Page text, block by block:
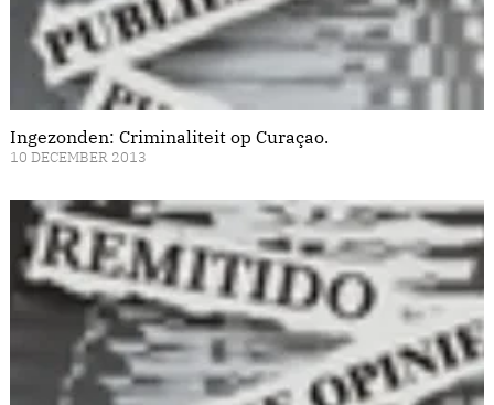
Ingezonden: Criminaliteit op Curaçao.
10 DECEMBER 2013